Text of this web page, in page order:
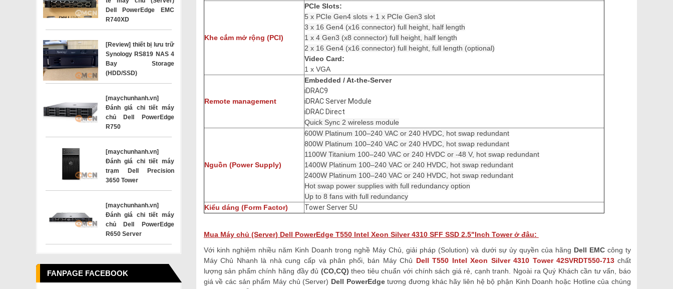
Dell PowerEdge EMC
R740XD
[Review] thiết bị lưu trữ
Synology RS819 NAS 4
Bay Storage
(HDD/SSD)
[maychunhanh.vn]
Đánh giá chi tiết máy
chủ Dell PowerEdge
R750
[maychunhanh.vn]
Đánh giá chi tiết máy
trạm Dell Precision
3650 Tower
[maychunhanh.vn]
Đánh giá chi tiết máy
chủ Dell PowerEdge
R650 Server
FANPAGE FACEBOOK
Khe cắm mở rộng (PCI)
PCIe Slots:
5 x PCIe Gen4 slots + 1 x PCIe Gen3 slot
3 x 16 Gen4 (x16 connector) full height, half length
1 x 4 Gen3 (x8 connector) full height, half length
2 x 16 Gen4 (x16 connector) full height, full length (optional)
Video Card:
1 x VGA
Remote management
Embedded / At-the-Server
iDRAC9
iDRAC Server Module
iDRAC Direct
Quick Sync 2 wireless module
Nguồn (Power Supply)
600W Platinum 100–240 VAC or 240 HVDC, hot swap redundant
800W Platinum 100–240 VAC or 240 HVDC, hot swap redundant
1100W Titanium 100–240 VAC or 240 HVDC or -48 V, hot swap redundant
1400W Platinum 100–240 VAC or 240 HVDC, hot swap redundant
2400W Platinum 100–240 VAC or 240 HVDC, hot swap redundant
Hot swap power supplies with full redundancy option
Up to 8 fans with full redundancy
Kiểu dáng (Form Factor)
Tower Server 5U
Mua Máy chủ (Server) Dell PowerEdge T550 Intel Xeon Silver 4310 SFF SSD 2.5"Inch Tower ở đâu:
Với kinh nghiệm nhiều năm Kinh Doanh trong nghề Máy Chủ, giải pháp (Solution) và dưới sự ủy quyền của hãng Dell EMC công ty
Máy Chủ Nhanh là nhà cung cấp và phân phối, bán Máy Chủ Dell T550 Intel Xeon Silver 4310 Tower42SVRDT550-713 chất
lượng sản phẩm chính hãng đầy đủ (CO,CQ) theo tiêu chuẩn với chính sách giá rẻ, cạnh tranh. Ngoài ra Quý Khách cần tư vấn, báo
giá về các sản phẩm Máy chủ (Server) Dell PowerEdgetương đương khác hãy liên hệ bộ phận Kinh Doanh hoặc Hotline của chúng